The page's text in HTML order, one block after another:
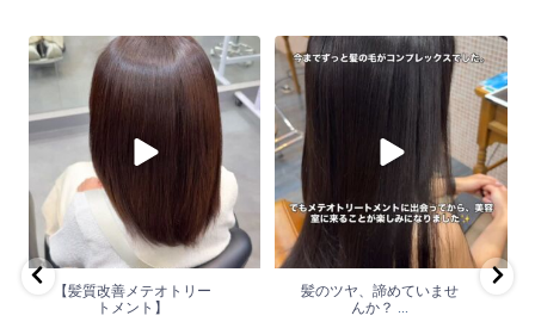
【髪質改善メテオトリートメン
SNSやYouTubeで話題のメテオト
リートメント。
2 0
【髪質改善メテオトリー
トメント】
髪のツヤ、諦めていません
1
髪のツヤ、諦めていませ
んか？ ...